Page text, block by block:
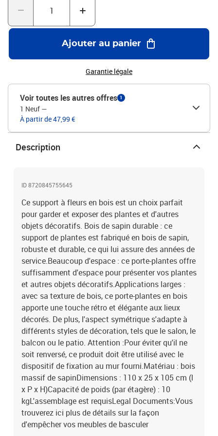
de poids (par étagère) : 10 kgL'assemblage est requisLegal
d'empêcher vos meubles de basculer
Ajouter au panier
Garantie légale
Voir toutes les autres offres 1
1 Neuf —
À partir de 47,99 €
Description
ID 8720845755645
Ce support à fleurs en bois est un choix parfait
pour garder et exposer des plantes et d'autres
objets décoratifs. Bois de sapin durable : ce
support de plantes est fabriqué en bois de sapin,
robuste et durable, ce qui lui assure des années de
service.Beaucoup d'espace : ce porte-plantes offre
suffisamment d'espace pour présenter vos plantes
et autres objets décoratifs.Applications larges :
avec sa texture de bois, ce porte-plantes en bois
apporte une touche rétro et élégante aux lieux
décorés. De plus, l'aspect symétrique s'adapte à
différents styles de décoration, tels que le salon, le
balcon ou le patio. Attention :Pour éviter qu'il ne
soit renversé, ce produit doit être utilisé avec le
dispositif de fixation au mur fourni.Matériau : bois
massif de sapinDimensions : 110 x 25 x 105 cm (l
x P x H)Capacité de poids (par étagère) : 10
kgL'assemblage est requisLegal Documents:Vous
trouverez ici plus de détails sur la façon
d'empêcher vos meubles de basculer